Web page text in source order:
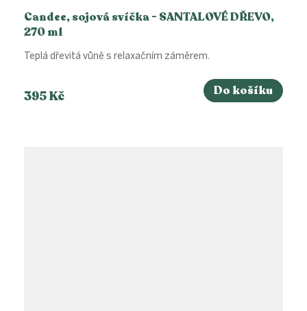
Candee, sojová svíčka - SANTALOVÉ DŘEVO,
270 ml
395 Kč Do košíku
Teplá dřevitá vůně s relaxačním záměrem.